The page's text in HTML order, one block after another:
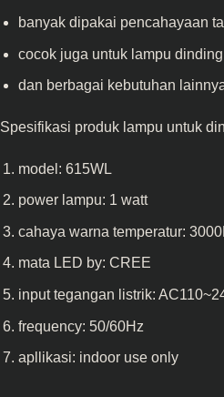
banyak dipakai pencahayaan
cocok juga untuk lampu
dan berbagai kebutuhan
Spesifikasi produk lampu untuk
model: 615WL
power lampu: 1 watt
cahaya warna temperatur:
mata LED by: CREE
input tegangan listrik:
frequency: 50/60Hz
apllikasi: indoor use only